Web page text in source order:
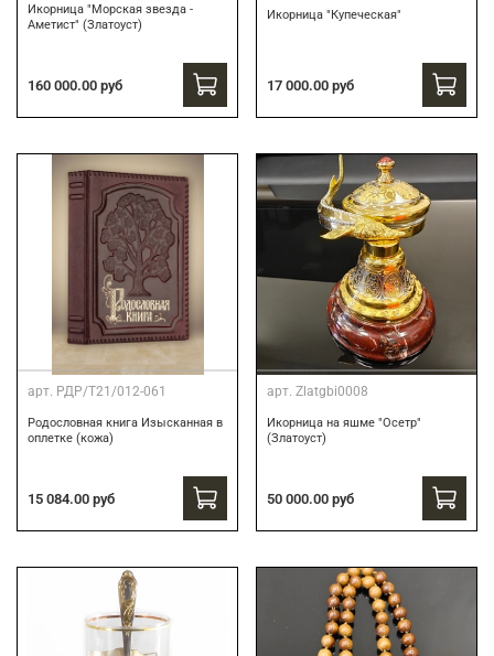
Икорница "Морская звезда -
Аметист" (Златоуст)
160 000.00 руб
Икорница "Купеческая"
17 000.00 руб
арт. РДР/Т21/012-061
Родословная книга Изысканная в
оплетке (кожа)
15 084.00 руб
арт. Zlatgbi0008
Икорница на яшме "Осетр"
(Златоуст)
50 000.00 руб